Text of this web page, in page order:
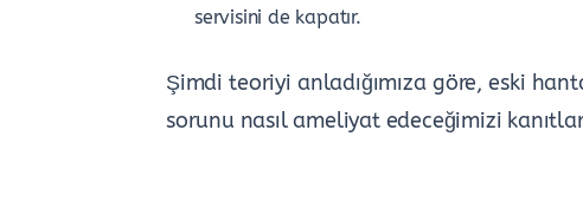
servisini de kapatır.
Şimdi teoriyi anladığımıza göre, eski
sorunu nasıl ameliyat edeceğimizi